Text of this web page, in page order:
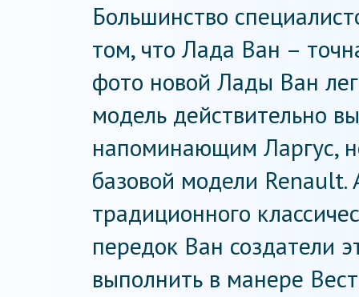
Большинство
том, что Лада Ван –
фото новой Лады Ван
модель действительно
напоминающим Ларгус,
базовой модели Renault.
традиционного
передок Ван создатели
выполнить в манере